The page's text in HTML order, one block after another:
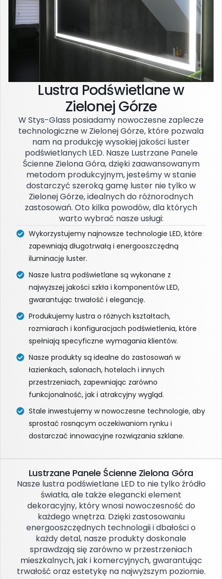
Lustra Podświetlane w
Zielonej Górze
W Stys-Glass posiadamy nowoczesne zaplecze
technologiczne w Zielonej Górze, które pozwala
nam na produkcję wysokiej jakości luster
podświetlanych LED. Nasze Lustrzane Panele
Ścienne Zielona Góra, dzięki zaawansowanym
metodom produkcyjnym, jesteśmy w stanie
dostarczyć szeroką gamę luster nie tylko w
Zielonej Górze, idealnych do różnorodnych
zastosowań. Oto kilka powodów, dla których
warto wybrać nasze usługi:
Wykorzystujemy najnowsze technologie LED, które
zapewniają długotrwałą i energooszczędną
iluminację luster.
Nasze lustra podświetlane są wykonane z
najwyższej jakości szkła i komponentów LED,
gwarantując trwałość i elegancję.
Produkujemy lustra o różnych kształtach,
rozmiarach i konfiguracjach podświetlenia, które
spełniają specyficzne wymagania klientów.
Nasze produkty są idealne do zastosowań w
łazienkach, salonach, hotelach i innych
przestrzeniach, zapewniając zarówno
funkcjonalność, jak i atrakcyjny wygląd.
Stale inwestujemy w nowoczesne technologie, aby
sprostać rosnącym oczekiwaniom rynku i
dostarczać innowacyjne rozwiązania szklane.
Lustrzane Panele Ścienne Zielona Góra
Nasze lustra podświetlane LED to nie tylko źródło
światła, ale także elegancki element
dekoracyjny, który wnosi nowoczesność do
każdego wnętrza. Dzięki zastosowaniu
energooszczędnych technologii i dbałości o
każdy detal, nasze produkty doskonale
sprawdzają się zarówno w przestrzeniach
mieszkalnych, jak i komercyjnych, gwarantując
trwałość oraz estetykę na najwyższym poziomie.